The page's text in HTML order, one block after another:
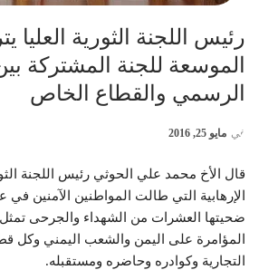
رئيس اللجنة الثورية العليا
الموسعة للجنة المشتركة
الرسمي والقطاع الخاص
في مايو 25, 2016
قال الأخ محمد علي الحوثي رئيس اللجنة
الإرهابية التي طالت المواطنين الآمنين
ضحيتها العشرات من الشهداء والجرحى
المؤامرة على اليمن والشعب اليمني وكل
التجارية وكوادره وحاضره ومستقبله.